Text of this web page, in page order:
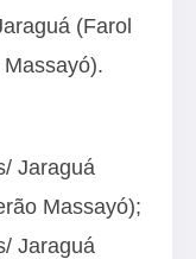
(Farol
Jaraguá
Massayó);
Jaraguá